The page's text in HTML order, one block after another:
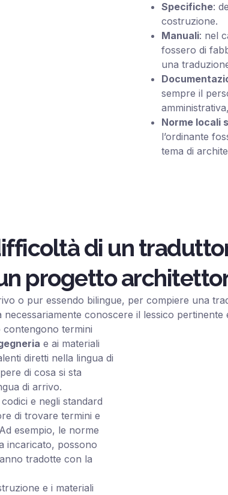
Specifiche:
costruzione.
Manuali: nel
fossero di
una
sempre il
Norme locali
l’ordinante
tema di
di un
progetto
o pur essendo bilingue, per compiere una
conoscere il lessico
contengono termini
e ai materiali
diretti nella lingua di
di cosa si sta
di arrivo.
e negli standard
di trovare termini e
esempio, le norme
incaricato, possono
tradotte con la
e i materiali